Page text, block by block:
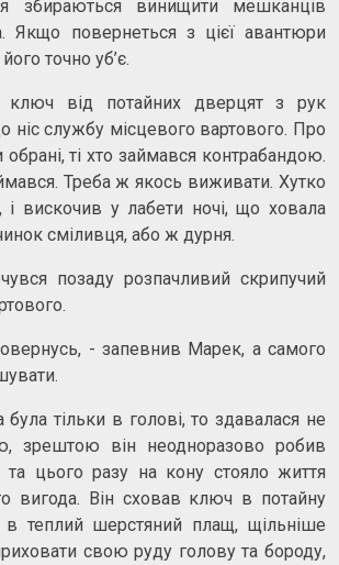
збираються винищити мешканців
Якщо повернеться з цієї авантюри
точно уб’є.
ключ від потайних дверцят з рук
ніс службу місцевого вартового. Про
обрані, ті хто займався контрабандою.
Треба ж якось виживати. Хутко
і вискочив у лабети ночі, що ховала
сміливця, або ж дурня.
позаду розпачливий скрипучий
- запевнив Марек, а самого
тільки в голові, то здавалася не
зрештою він неодноразово робив
та цього разу на кону стояло життя
вигода. Він сховав ключ в потайну
теплий шерстяний плащ, щільніше
свою руду голову та бороду,